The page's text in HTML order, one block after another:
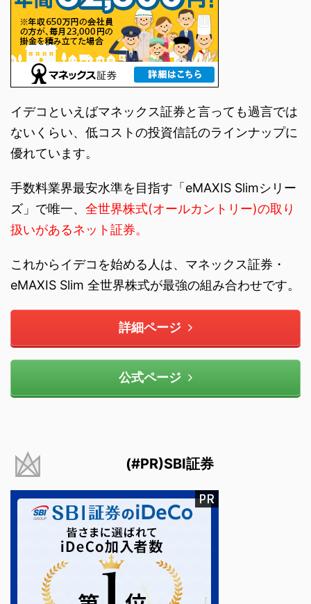
イデコといえばマネックス証券と言っても過言では
ないくらい、低コストの投資信託のラインナップに
優れています。
手数料業界最安水準を目指す「eMAXIS Slimシリー
ズ」で唯一、 全世界株式(オールカントリー)の取り
扱いがあるネット証券。
これからイデコを始める人は、マネックス証券・
eMAXIS Slim 全世界株式が最強の組み合わせです。
詳細ページ
公式ページ
(#PR)SBI証券